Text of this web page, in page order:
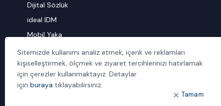
Dijital Sözlük
ideal IDM
Mobil Yaka
Yönetilen Hizmetler
Sitemizde kullanımı analiz etmek, içerik ve reklamları
kişiselleştirmek, ölçmek ve ziyaret tercihlerinizi hatırlamak
için çerezler kullanmaktayız. Detaylar
için buraya tıklayabilirsiniz.
Tamam